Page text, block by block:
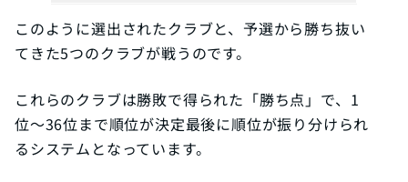
このように選出されたクラブと、予選から勝ち抜い
てきた5つのクラブが戦うのです。
これらのクラブは勝敗で得られた「勝ち点」で、1
位〜36位まで順位が決定最後に順位が振り分けられ
るシステムとなっています。